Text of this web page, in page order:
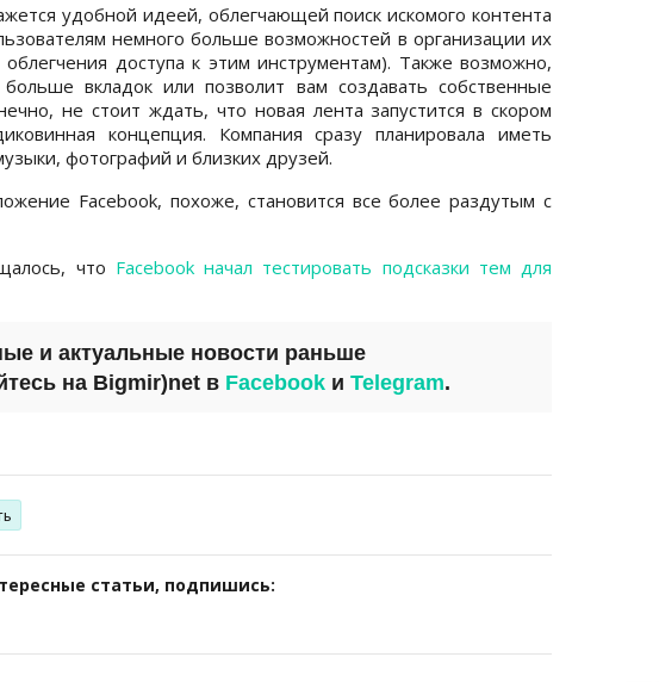
удобной идеей, облегчающей поиск искомого контента
немного больше возможностей в организации их
доступа к этим инструментам). Также возможно,
вкладок или позволит вам создавать собственные
не стоит ждать, что новая лента запустится в скором
концепция. Компания сразу планировала иметь
фотографий и близких друзей.
Facebook, похоже, становится все более раздутым с
что Facebook начал тестировать подсказки тем для
и актуальные новости раньше
на Bigmir)net в Facebook и Telegram.
статьи, подпишись: